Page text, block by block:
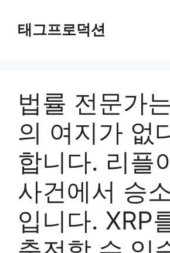
content태그프로덕션
법률 전문가
의 여지가 없
합니다. 리플
사건에서 승
입니다. XRP